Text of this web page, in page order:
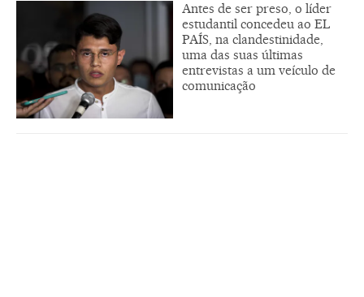
Antes de ser preso, o líder
estudantil concedeu ao EL
PAÍS, na clandestinidade,
uma das suas últimas
entrevistas a um veículo de
comunicação